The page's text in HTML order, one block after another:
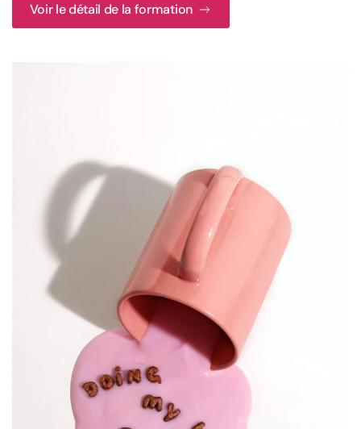
Voir le détail de la formation